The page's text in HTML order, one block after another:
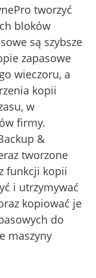
tworzyć
bloków
są szybsze
zapasowe
wieczoru, a
kopii
w
firmy.
&
tworzone
funkcji kopii
i utrzymywać
kopiować je
do
maszyny